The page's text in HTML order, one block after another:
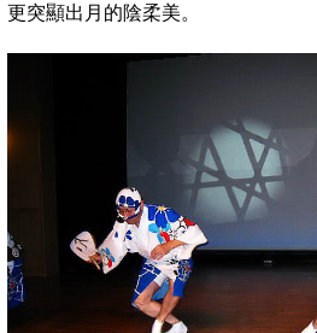
更突顯出月的陰柔美。